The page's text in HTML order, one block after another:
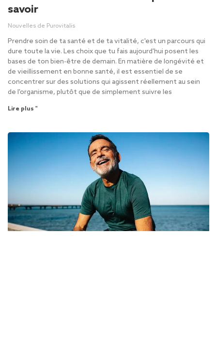
savoir
Nouvelles de Purovitalis
Prendre soin de ta santé et de ta vitalité, c'est un parcours qui
dure toute la vie. Les choix que tu fais aujourd'hui posent les
bases de ton bien-être de demain. En matière de longévité et
de vieillissement en bonne santé, il est essentiel de se
concentrer sur des solutions qui agissent réellement au sein
de l'organisme, plutôt que de simplement suivre les
Lire plus "